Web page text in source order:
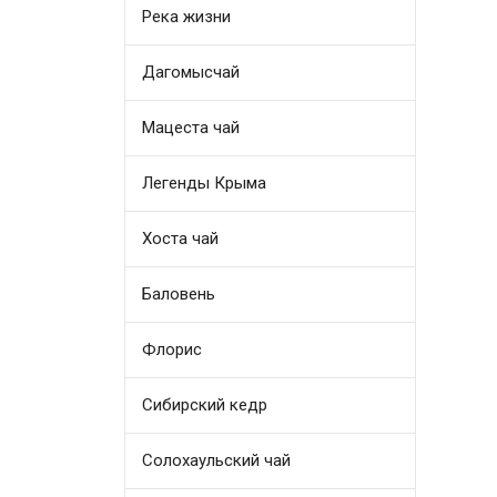
Река жизни
Дагомысчай
Мацеста чай
Легенды Крыма
Хоста чай
Баловень
Флорис
Сибирский кедр
Солохаульский чай